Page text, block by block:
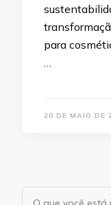
para
…
20 DE MAIO DE
Procurando